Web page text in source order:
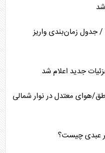
تغییر زمان واریز کالابرگ مرداد ۱۴۰۵ / جدول زمان‌بندی واریز
جدید اعلام شد
مناطق/هوای معتدل در نوار شمالی
عبدی چیست؟